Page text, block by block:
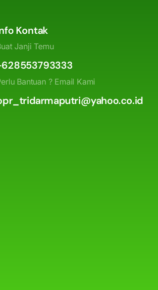
Kontak
Janji Temu
Bantuan ? Email Kami